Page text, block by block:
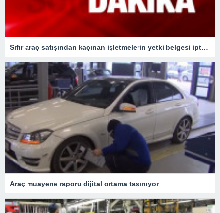
Sıfır araç satışından kaçınan işletmelerin yetki belgesi iptal edilecek
Araç muayene raporu dijital ortama taşınıyor